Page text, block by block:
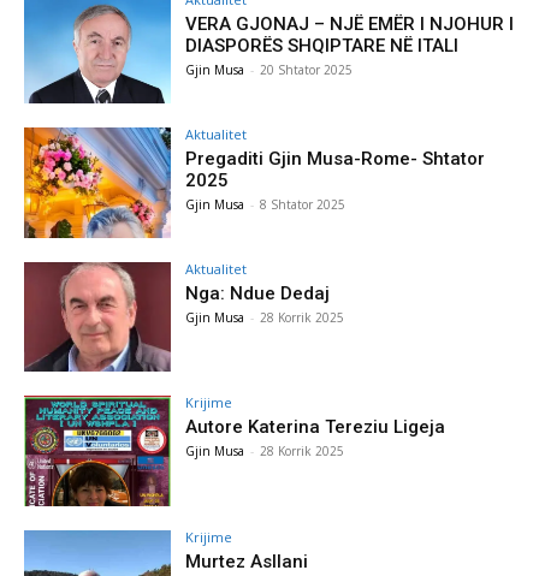
VERA GJONAJ – NJË EMËR I NJOHUR I
DIASPORËS SHQIPTARE NË ITALI
Gjin Musa - 20 Shtator 2025
Aktualitet
Pregaditi Gjin Musa-Rome- Shtator
2025
Gjin Musa - 8 Shtator 2025
Aktualitet
Nga: Ndue Dedaj
Gjin Musa - 28 Korrik 2025
Krijime
Autore Katerina Tereziu Ligeja
Gjin Musa - 28 Korrik 2025
Krijime
Murtez Asllani